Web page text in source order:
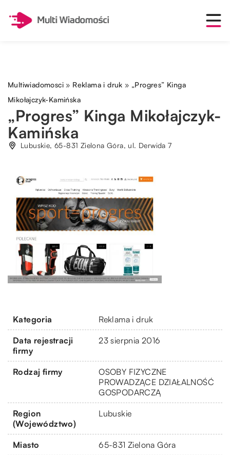
Multiwiadomosci » Reklama i druk » „Progres” Kinga
Mikołajczyk-Kamińska
„Progres” Kinga Mikołajczyk-
Kamińska
Lubuskie, 65-831 Zielona Góra, ul. Derwida 7
Kategoria Reklama i druk
Data rejestracji
firmy
23 sierpnia 2016
Rodzaj firmy
OSOBY FIZYCZNE
PROWADZĄCE DZIAŁALNOŚĆ
GOSPODARCZĄ
Region
(Województwo)
Lubuskie
Miasto 65-831 Zielona Góra